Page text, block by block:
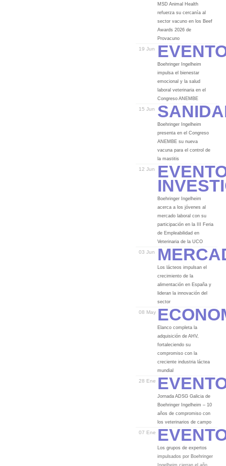
MSD Animal Health
refuerza su cercanía al
sector vacuno en los Beef
Awards 2026 de
Provacuno
19 Jun
Boehringer Ingelheim
impulsa el bienestar
emocional y la salud
laboral veterinaria en el
Congreso ANEMBE
15 Jun
Boehringer Ingelheim
presenta en el Congreso
ANEMBE su nueva
vacuna para el control de
la mastitis
12 Jun
Boehringer Ingelheim
acerca a los jóvenes al
mercado laboral con su
participación en la III Feria
de Empleabilidad en
Veterinaria de la UCO
03 Jun
Los lácteos impulsan el
crecimiento de la
alimentación en España y
lideran la innovación del
sector
08 May
Elanco completa la
adquisición de AHV,
fortaleciendo su
compromiso con la
creciente industria láctea
mundial
28 Ene
Jornada ADSG Galicia de
Boehringer Ingelheim – 10
años de compromiso con
los veterinarios de campo
07 Ene
Los grupos de expertos
impulsados por Boehringer
Ingelheim cierran el año